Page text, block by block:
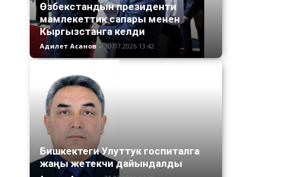
Өзбекстандын президенти
мамлекеттик сапары менен
Кыргызстанга келди
Адилет Асанов - 30.07.2026 13:42
Бишкектеги Улуттук госпиталга
жаңы жетекчи дайындалды